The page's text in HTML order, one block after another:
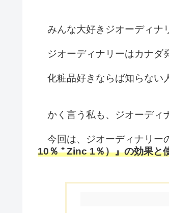
みんな大好きジオーディナ
ジオーディナリーはカナダ
化粧品好きならば知らない
かく言う私も、ジオーディ
今回は、ジオーディナリー
10％ ⁺ Zinc 1％）』の効果と